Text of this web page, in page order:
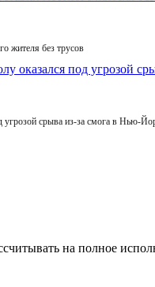
жителя без трусов
угрозой срыва из-за смога в Нью-
на полное